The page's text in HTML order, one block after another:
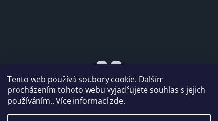
Tento web používá soubory cookie. Dalším
procházením tohoto webu vyjadřujete souhlas s jejich
používáním.. Více informacízde.